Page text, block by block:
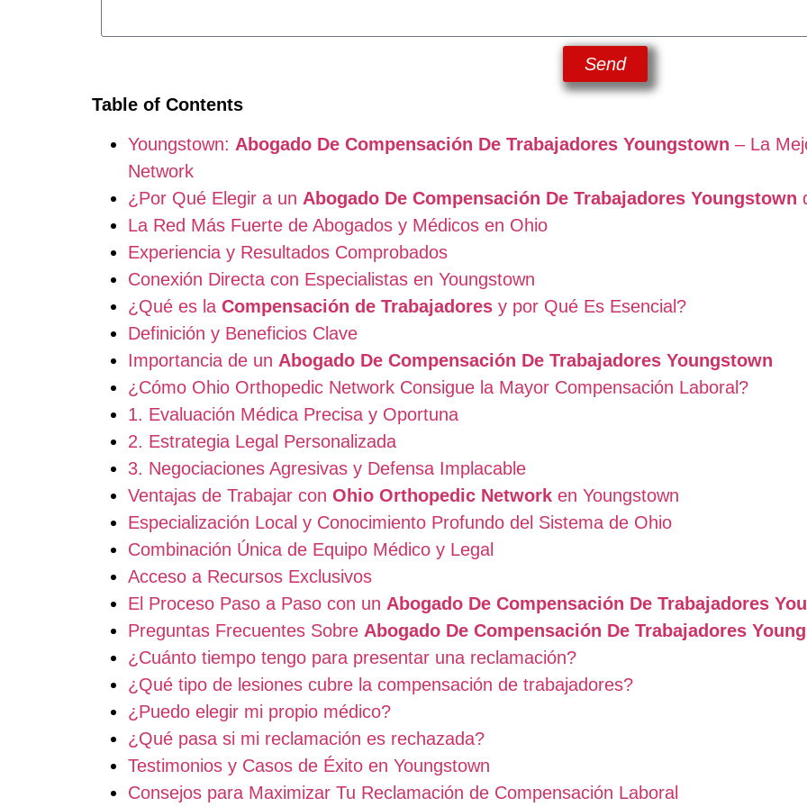
Send
Table of Contents
Youngstown: Abogado De Compensación De Trabajadores Youngstown – La
Network
¿Por Qué Elegir a un Abogado De Compensación De Trabajadores Youngstown
La Red Más Fuerte de Abogados y Médicos en Ohio
Experiencia y Resultados Comprobados
Conexión Directa con Especialistas en Youngstown
¿Qué es la Compensación de Trabajadores y por Qué Es Esencial?
Definición y Beneficios Clave
Importancia de un Abogado De Compensación De Trabajadores Youngstown
¿Cómo Ohio Orthopedic Network Consigue la Mayor Compensación Laboral?
1. Evaluación Médica Precisa y Oportuna
2. Estrategia Legal Personalizada
3. Negociaciones Agresivas y Defensa Implacable
Ventajas de Trabajar con Ohio Orthopedic Network en Youngstown
Especialización Local y Conocimiento Profundo del Sistema de Ohio
Combinación Única de Equipo Médico y Legal
Acceso a Recursos Exclusivos
El Proceso Paso a Paso con un Abogado De Compensación De Trabajadores
Preguntas Frecuentes Sobre Abogado De Compensación De Trabajadores
¿Cuánto tiempo tengo para presentar una reclamación?
¿Qué tipo de lesiones cubre la compensación de trabajadores?
¿Puedo elegir mi propio médico?
¿Qué pasa si mi reclamación es rechazada?
Testimonios y Casos de Éxito en Youngstown
Consejos para Maximizar Tu Reclamación de Compensación Laboral